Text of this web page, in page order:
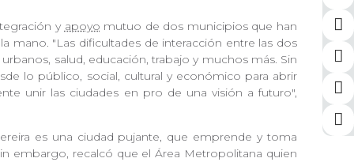
y apoyo mutuo de dos municipios que han
mano. "Las dificultades de interacción entre las dos
salud, educación, trabajo y muchos más. Sin
lo público, social, cultural y económico para abrir
unir las ciudades en pro de una visión a futuro",
es una ciudad pujante, que emprende y toma
embargo, recalcó que el Área Metropolitana quien